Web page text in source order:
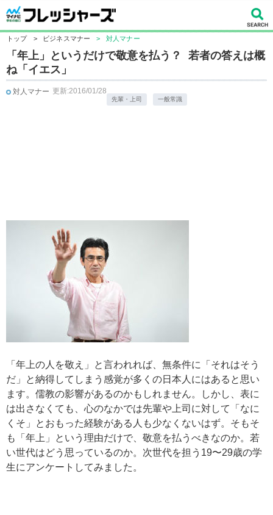
トップ > ビジネスマナー > 対人マナー
「年上」というだけで敬意を払う？ 若者の答えは概
ね「イエス」
対人マナー 更新:2016/01/28
先輩・上司 一般常識
「年上の人を敬え」と言われれば、無条件に「それはそう
だ」と納得してしまう感覚が多くの日本人にはあると思い
ます。儒教の影響があるのかもしれません。しかし、表に
は出さなくても、心のなかでは先輩や上司に対して「なに
くそ」とおもった経験がある人も少なくないはず。そもそ
も「年上」という理由だけで、敬意を払うべきなのか。若
い世代はどう思っているのか。次世代を担う19〜29歳の学
生にアンケートしてみました。